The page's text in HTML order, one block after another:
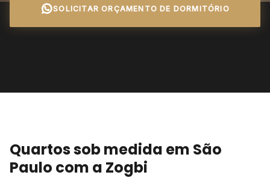
SOLICITAR ORÇAMENTO DE DORMITÓRIO
Quartos sob medida em São
Paulo com a Zogbi